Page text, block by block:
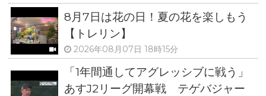
8月7日は花の日！夏の花を楽しもう
【トレリン】
2026年08月07日 18時15分
「1年間通してアグレッシブに戦う」
あすJ2リーグ開幕戦 テゲバジャー